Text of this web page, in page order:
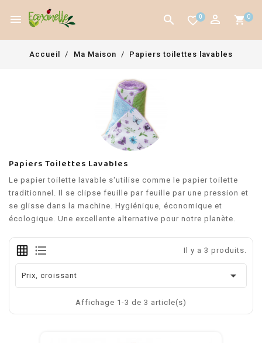
0

favorite_border0


Accueil Ma Maison Papiers toilettes lavables
Papiers Toilettes Lavables
Le papier toilette lavable s'utilise comme le papier toilette
traditionnel. Il se clipse feuille par feuille par une pression et
se glisse dans la machine. Hygiénique, économique et
écologique. Une excellente alternative pour notre planète.
Il y a 3 produits.
Prix, croissant 
Affichage 1-3 de 3 article(s)